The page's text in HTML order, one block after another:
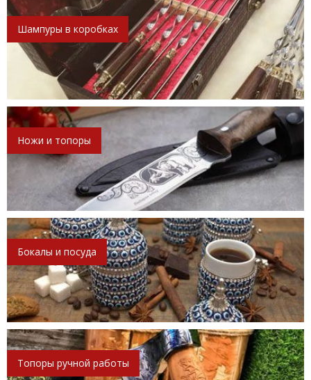
Шампуры в коробках
Ножи и топоры
Бокалы и посуда
Топоры ручной работы